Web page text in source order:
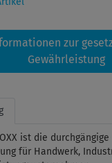
zur
Gewährleistung
ist die durchgängige
für Handwerk,